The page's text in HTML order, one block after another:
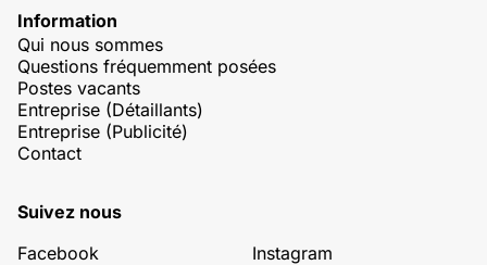
Information
Qui nous sommes
Questions fréquemment posées
Postes vacants
Entreprise (Détaillants)
Entreprise (Publicité)
Contact
Suivez nous
Facebook
Instagram